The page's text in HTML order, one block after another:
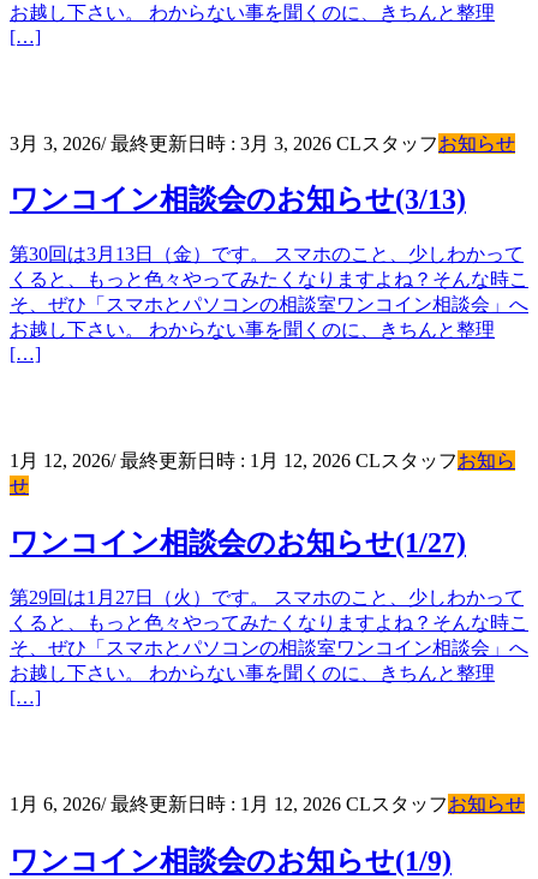
お越し下さい。 わからない事を聞くのに、きちんと整理
[…]
3月 3, 2026/ 最終更新日時 : 3月 3, 2026 CLスタッフお知らせ
ワンコイン相談会のお知らせ(3/13)
第30回は3月13日（金）です。 スマホのこと、少しわかって
くると、もっと色々やってみたくなりますよね？そんな時こ
そ、ぜひ「スマホとパソコンの相談室ワンコイン相談会」へ
お越し下さい。 わからない事を聞くのに、きちんと整理
[…]
1月 12, 2026/ 最終更新日時 : 1月 12, 2026 CLスタッフお知ら
せ
ワンコイン相談会のお知らせ(1/27)
第29回は1月27日（火）です。 スマホのこと、少しわかって
くると、もっと色々やってみたくなりますよね？そんな時こ
そ、ぜひ「スマホとパソコンの相談室ワンコイン相談会」へ
お越し下さい。 わからない事を聞くのに、きちんと整理
[…]
1月 6, 2026/ 最終更新日時 : 1月 12, 2026 CLスタッフお知らせ
ワンコイン相談会のお知らせ(1/9)